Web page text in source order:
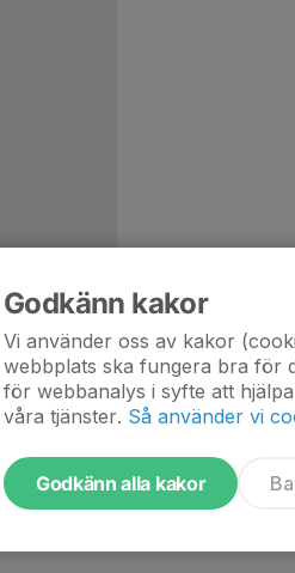
Godkänn kakor
Vi använder oss av kakor
webbplats ska fungera bra för
för webbanalys i syfte att
våra tjänster. Så använder vi
Godkänn alla kakor